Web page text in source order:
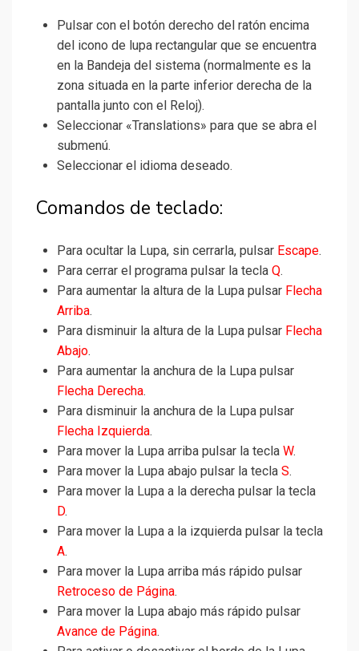
Pulsar con el botón derecho del ratón encima
del icono de lupa rectangular que se encuentra
en la Bandeja del sistema (normalmente es la
zona situada en la parte inferior derecha de la
pantalla junto con el Reloj).
Seleccionar «Translations» para que se abra el
submenú.
Seleccionar el idioma deseado.
Comandos de teclado:
Para ocultar la Lupa, sin cerrarla, pulsar Escape.
Para cerrar el programa pulsar la tecla Q.
Para aumentar la altura de la Lupa pulsar Flecha
Arriba.
Para disminuir la altura de la Lupa pulsar Flecha
Abajo.
Para aumentar la anchura de la Lupa pulsar
Flecha Derecha.
Para disminuir la anchura de la Lupa pulsar
Flecha Izquierda.
Para mover la Lupa arriba pulsar la tecla W.
Para mover la Lupa abajo pulsar la tecla S.
Para mover la Lupa a la derecha pulsar la tecla
D.
Para mover la Lupa a la izquierda pulsar la tecla
A.
Para mover la Lupa arriba más rápido pulsar
Retroceso de Página.
Para mover la Lupa abajo más rápido pulsar
Avance de Página.